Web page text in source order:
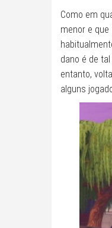
Como em
menor e
dano é de
entanto,
alguns